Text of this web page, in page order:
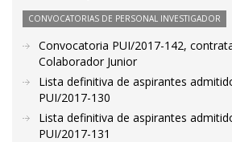
CONVOCATORIAS DE PERSONAL INVESTIGADOR
Convocatoria PUI/2017-142,
Colaborador Junior
Lista definitiva de aspirantes
PUI/2017-130
Lista definitiva de aspirantes
PUI/2017-131